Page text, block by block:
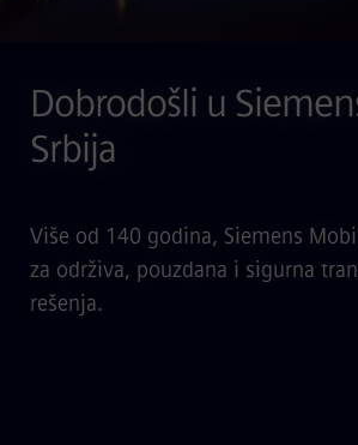
Dobrodošli u
Srbija
Više od 140 godina, Siemens
za održiva, pouzdana i sigurna
rešenja.